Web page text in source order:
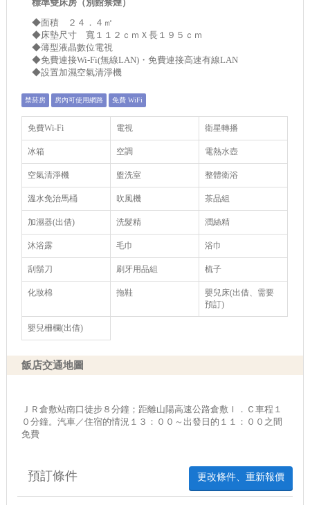
標準雙床房（別館禁煙）
◆面積 ２４．４㎡
◆床墊尺寸 寬１１２ｃｍＸ長１９５ｃｍ
◆薄型液晶數位電視
◆免費連接Wi-Fi(無線LAN)・免費連接高速有線LAN
◆設置加濕空氣清淨機
禁菸房 房內可使用網路 免費 WiFi
免費Wi-Fi 電視 衛星轉播
冰箱 空調 電熱水壺
空氣清淨機 盥洗室 整體衛浴
溫水免治馬桶 吹風機 茶品組
加濕器(出借) 洗髮精 潤絲精
沐浴露 毛巾 浴巾
刮鬍刀 刷牙用品組 梳子
化妝棉 拖鞋
嬰兒床(出借、需要
預訂)
嬰兒柵欄(出借)
飯店交通地圖
ＪＲ倉敷站南口徒步８分鐘；距離山陽高速公路倉敷Ｉ．Ｃ車程１
０分鐘。汽車／住宿的情況１３：００～出發日的１１：００之間
免費
更改條件、重新報價
預訂條件